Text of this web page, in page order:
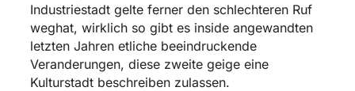
Industriestadt gelte ferner den schlechteren Ruf
weghat, wirklich so gibt es inside angewandten
letzten Jahren etliche beeindruckende
Veranderungen, diese zweite geige eine
Kulturstadt beschreiben zulassen.